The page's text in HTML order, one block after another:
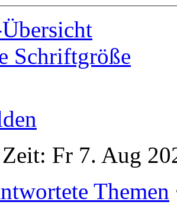
Schriftgröße
Fr 7. Aug
Themen